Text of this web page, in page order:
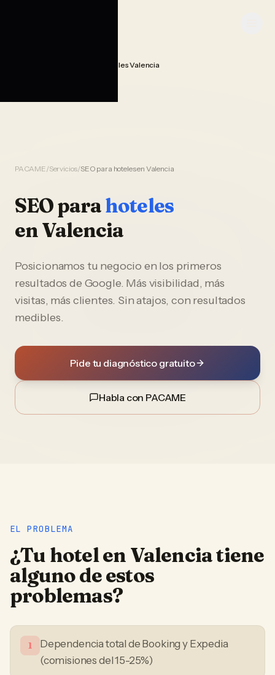
Seo Posicionamiento Hoteles Valencia
PACAME/Servicios/SEO para hoteles en Valencia
SEOparahoteles
enValencia
Posicionamos tu negocio en los primeros
resultados de Google. Más visibilidad, más
visitas, más clientes. Sin atajos, con resultados
medibles.
Pide tu diagnóstico gratuito
Habla con PACAME
EL PROBLEMA
¿Tu hotelen Valenciatiene
alguno de estos
problemas?
1
Dependencia total de Booking y Expedia
(comisiones del 15-25%)